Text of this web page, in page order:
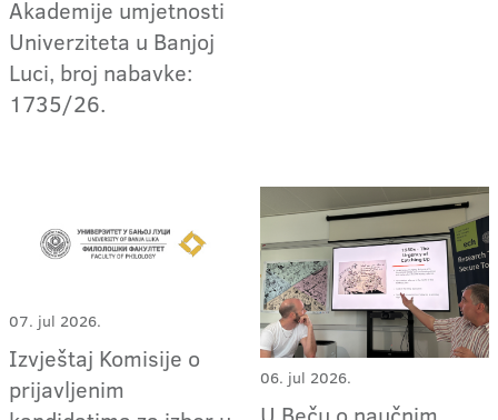
Akademije umjetnosti
Univerziteta u Banjoj
Luci, broj nabavke:
1735/26.
07. jul 2026.
Izvještaj Komisije o
prijavljenim
06. jul 2026.